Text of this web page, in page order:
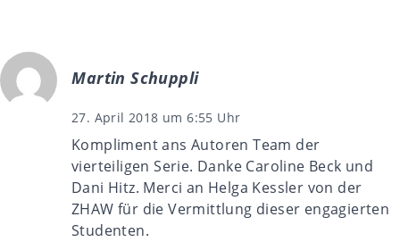
Martin Schuppli
27. April 2018 um 6:55 Uhr
Kompliment ans Autoren Team der
vierteiligen Serie. Danke Caroline Beck und
Dani Hitz. Merci an Helga Kessler von der
ZHAW für die Vermittlung dieser engagierten
Studenten.